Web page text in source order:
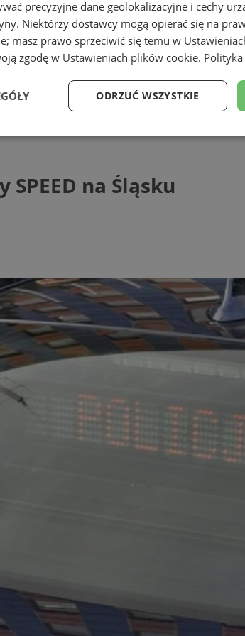
na Śląsku
na Śląsku
precyzyjne dane geolokalizacyjne i cechy
Niektórzy dostawcy mogą opierać się na
masz prawo sprzeciwić się temu w
zgodę w Ustawieniach plików cookie.
ODRZUĆ WSZYSTKIE
Wydajność Targetowanie
Bez niezbędnych plików cookie nie można prawidłowo korzystać
Provider
/
Domena
przechowywania
Opis
rudaslaska.com.pl 1 rok
Ten plik
rudaslaska.com.pl 1 rok
Ten plik
1 rok
użytkownicy
30 minut
Ten plik
Jest to
umożliwia
Jest to
CookieScript
4 tygodnie 2 dni
Ten plik